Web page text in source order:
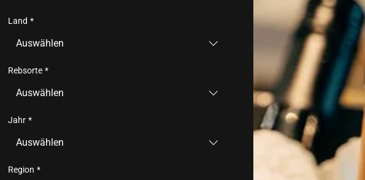
Land *
Auswählen
Rebsorte *
Auswählen
Jahr *
Auswählen
Region *